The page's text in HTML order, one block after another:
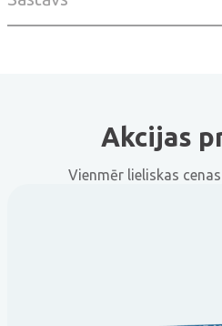
Akcijas
Vienmēr lieliskas